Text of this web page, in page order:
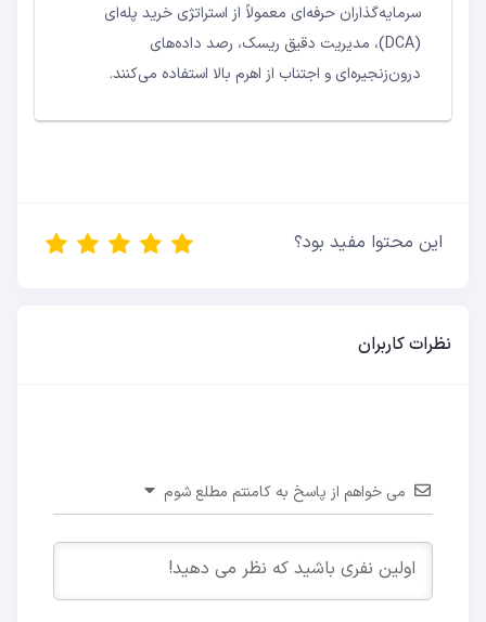
سرمایه‌گذاران حرفه‌ای معمولاً از استراتژی خرید پله‌ای
(DCA)، مدیریت دقیق ریسک، رصد داده‌های
درون‌زنجیره‌ای و اجتناب از اهرم بالا استفاده می‌کنند.
این محتوا مفید بود؟
نظرات کاربران
می خواهم از پاسخ به کامنتم مطلع شوم